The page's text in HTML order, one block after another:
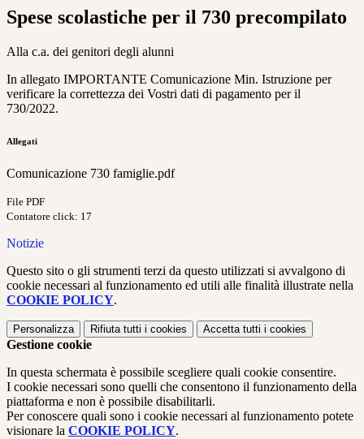
Spese scolastiche per il 730 precompilato
Alla c.a. dei genitori degli alunni
In allegato IMPORTANTE Comunicazione Min. Istruzione per
verificare la correttezza dei Vostri dati di pagamento per il
730/2022.
Allegati
Comunicazione 730 famiglie.pdf
File PDF
Contatore click: 17
Notizie
Questo sito o gli strumenti terzi da questo utilizzati si avvalgono di
cookie necessari al funzionamento ed utili alle finalità illustrate nella
COOKIE POLICY.
Personalizza Rifiuta tutti i cookies Accetta tutti i cookies
Gestione cookie
In questa schermata è possibile scegliere quali cookie consentire.
I cookie necessari sono quelli che consentono il funzionamento della
piattaforma e non è possibile disabilitarli.
Per conoscere quali sono i cookie necessari al funzionamento potete
visionare la COOKIE POLICY.